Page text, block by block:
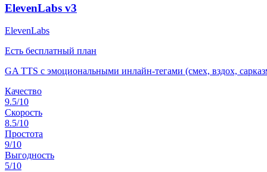
ElevenLabs v3
ElevenLabs
Есть бесплатный план
GA TTS с эмоциональными инлайн-тегами (смех, вздох,
Качество
9.5/10
Скорость
8.5/10
Простота
9/10
Выгодность
5/10